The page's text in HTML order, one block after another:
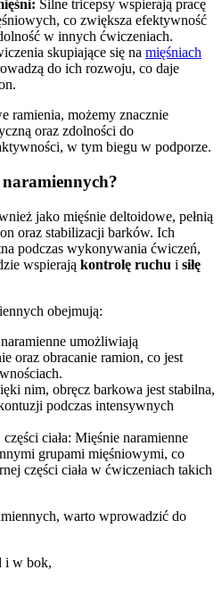
Silne tricepsy wspierają pracę
co zwiększa efektywność
w innych ćwiczeniach.
skupiające się na mięśniach
do ich rozwoju, co daje
ramienia, możemy znacznie
oraz zdolności do
w tym biegu w podporze.
jako mięśnie deltoidowe, pełnią
oraz stabilizacji barków. Ich
podczas wykonywania ćwiczeń,
wspierają kontrolę ruchu i siłę
obejmują:
umożliwiają
oraz obracanie ramion, co jest
nim, obręcz barkowa jest stabilna,
podczas intensywnych
ciała: Mięśnie naramienne
grupami mięśniowymi, co
części ciała w ćwiczeniach takich
warto wprowadzić do
i w bok,